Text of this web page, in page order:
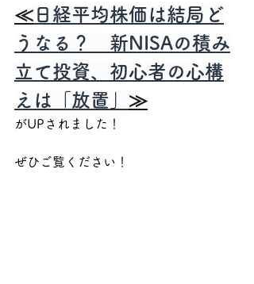
≪ 日経平均株価は結局ど
うなる？　新NISAの積み
立て投資、初心者の心構
えは「放置」 ≫
がUPされました！
ぜひご覧ください！